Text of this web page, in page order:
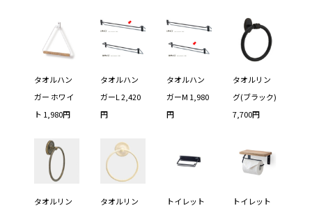
タオルハン
ガー ホワイ
ト 1,980円
タオルハン
ガーL 2,420
円
タオルハン
ガーM 1,980
円
タオルリン
グ(ブラック)
7,700円
タオルリン
タオルリン
トイレット
トイレット